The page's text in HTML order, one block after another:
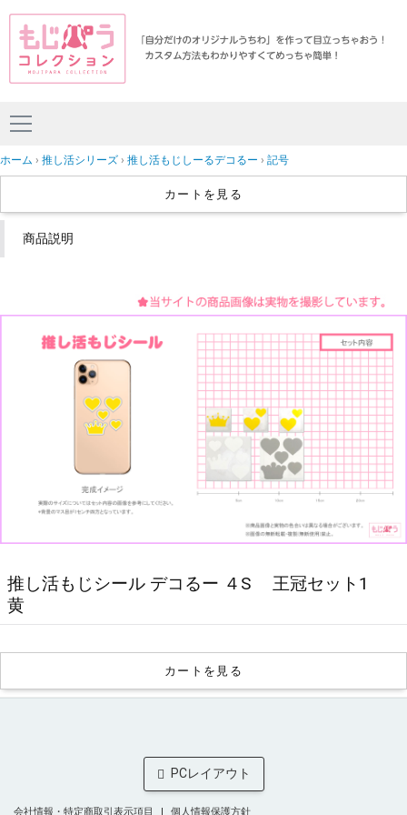
ホーム 推し活シリーズ 推し活もじしーるデコるー 記号
カートを見る
商品説明
推し活もじシール デコるー ４S 王冠セット1
黄
カートを見る
会社情報・特定商取引表示項目 個人情報保護方針